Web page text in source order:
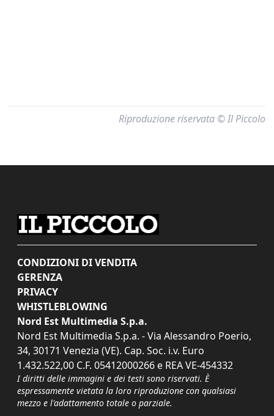
Riproduzione riservata © Il Piccolo
CONDIZIONI DI VENDITA
GERENZA
PRIVACY
WHISTLEBLOWING
Nord Est Multimedia S.p.a.
Nord Est Multimedia S.p.a. - Via Alessandro Poerio,
34, 30171 Venezia (VE). Cap. Soc. i.v. Euro
1.432.522,00 C.F. 05412000266 e REA VE-454332
I diritti delle immagini e dei testi sono riservati. È
espressamente vietata la loro riproduzione con qualsiasi
mezzo e l'adattamento totale o parziale.